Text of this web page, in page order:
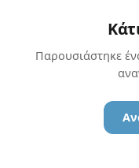
Παρουσιάστηκε